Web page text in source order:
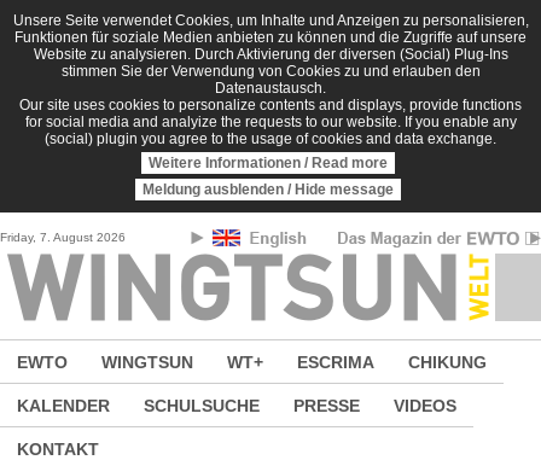
Direkt zum Inhalt
Unsere Seite verwendet Cookies, um Inhalte und Anzeigen zu personalisieren,
Funktionen für soziale Medien anbieten zu können und die Zugriffe auf unsere
Website zu analysieren. Durch Aktivierung der diversen (Social) Plug-Ins
stimmen Sie der Verwendung von Cookies zu und erlauben den
Datenaustausch.
Our site uses cookies to personalize contents and displays, provide functions
for social media and analyize the requests to our website. If you enable any
(social) plugin you agree to the usage of cookies and data exchange.
Weitere Informationen / Read more
Meldung ausblenden / Hide message
Friday, 7. August 2026
EWTO WINGTSUN WT+ ESCRIMA CHIKUNG
KALENDER SCHULSUCHE PRESSE VIDEOS
KONTAKT